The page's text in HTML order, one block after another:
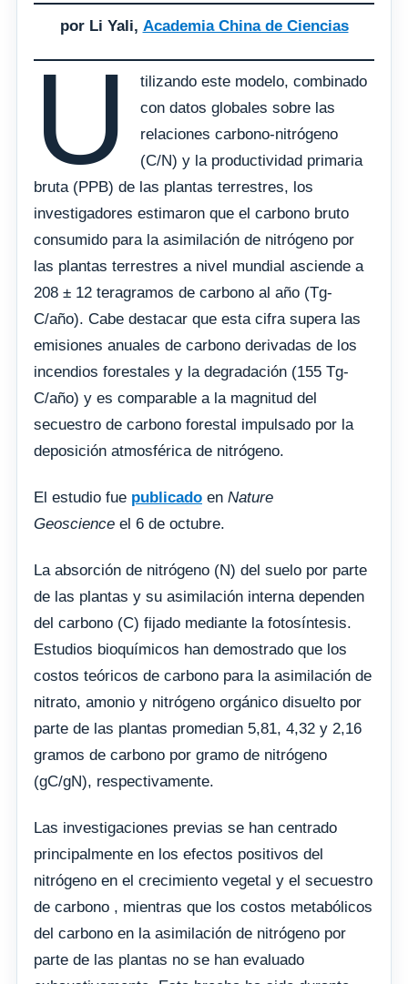
por Li Yali, Academia China de Ciencias
U
tilizando este modelo, combinado
con datos globales sobre las
relaciones carbono-nitrógeno
(C/N) y la productividad primaria
bruta (PPB) de las plantas terrestres, los
investigadores estimaron que el carbono bruto
consumido para la asimilación de nitrógeno por
las plantas terrestres a nivel mundial asciende a
208 ± 12 teragramos de carbono al año (Tg-
C/año). Cabe destacar que esta cifra supera las
emisiones anuales de carbono derivadas de los
incendios forestales y la degradación (155 Tg-
C/año) y es comparable a la magnitud del
secuestro de carbono forestal impulsado por la
deposición atmosférica de nitrógeno.
El estudio fue publicado en Nature
Geoscience el 6 de octubre.
La absorción de nitrógeno (N) del suelo por parte
de las plantas y su asimilación interna dependen
del carbono (C) fijado mediante la fotosíntesis.
Estudios bioquímicos han demostrado que los
costos teóricos de carbono para la asimilación de
nitrato, amonio y nitrógeno orgánico disuelto por
parte de las plantas promedian 5,81, 4,32 y 2,16
gramos de carbono por gramo de nitrógeno
(gC/gN), respectivamente.
Las investigaciones previas se han centrado
principalmente en los efectos positivos del
nitrógeno en el crecimiento vegetal y el secuestro
de carbono , mientras que los costos metabólicos
del carbono en la asimilación de nitrógeno por
parte de las plantas no se han evaluado